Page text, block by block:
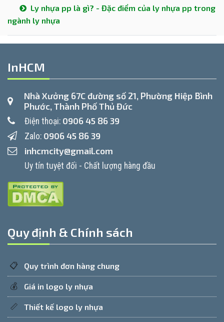
Ly nhựa pp là gì? - Đặc điểm của ly nhựa pp trong
ngành ly nhựa
InHCM
Nhà Xưởng 67C đường số 21, Phường Hiệp Bình
Phước, Thành Phố Thủ Đức
Điện thoại: 0906 45 86 39
Zalo: 0906 45 86 39
inhcmcity@gmail.com
Uy tín tuyệt đối - Chất lượng hàng đầu
Quy định & Chính sách
📋 Quy trình đơn hàng chung
💰 Giá in logo ly nhựa
📏 Thiết kế logo ly nhựa